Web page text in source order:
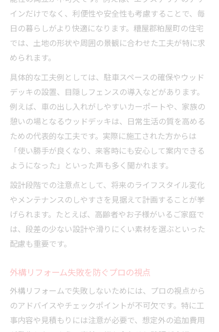
実用性とデザイン性を両立した外構リフォーム
リフォームで叶える実用的かつ美しい外構
外構リフォームで人気のデザインポイント
リフォームによる機能性アップ事例紹介
デザイン性とメンテナンス性のバランス術
リフォームで家族が快適に過ごせる外構計
画
費用を抑えるための外構工事選び方ガイド
外構リフォーム費用の内訳を徹底解説
外構リフォームの節約ポイントまとめ
費用対効果を考えたリフォーム業者選択術
インだけでなく、利便性や安全性も考慮することで、毎
日の暮らしがより快適になります。糟屋郡粕屋町の住宅
では、土地の形状や周囲の景観に合わせた工夫が特に求
められます。
具体的な工夫例としては、駐車スペースの確保やウッド
デッキの設置、目隠しフェンスの導入などがあります。
例えば、車の出し入れがしやすいカーポートや、家族の
憩いの場となるウッドデッキは、日常生活の質を高める
ための代表的な工夫です。実際に施工された方からは
「使い勝手が良くなり、来客時にも安心して案内できる
ようになった」といった声も多く聞かれます。
設計段階での注意点として、将来のライフスタイル変化
やメンテナンスのしやすさを見据えて計画することが挙
げられます。たとえば、高齢者やお子様がいるご家庭で
は、段差の少ない設計や滑りにくい素材を選ぶといった
配慮も重要です。
外構リフォーム失敗を防ぐプロの視点
外構リフォームで失敗しないためには、プロの視点から
のアドバイスやチェックポイントが不可欠です。特に工
事内容や見積もりには注意が必要で、想定外の追加費用